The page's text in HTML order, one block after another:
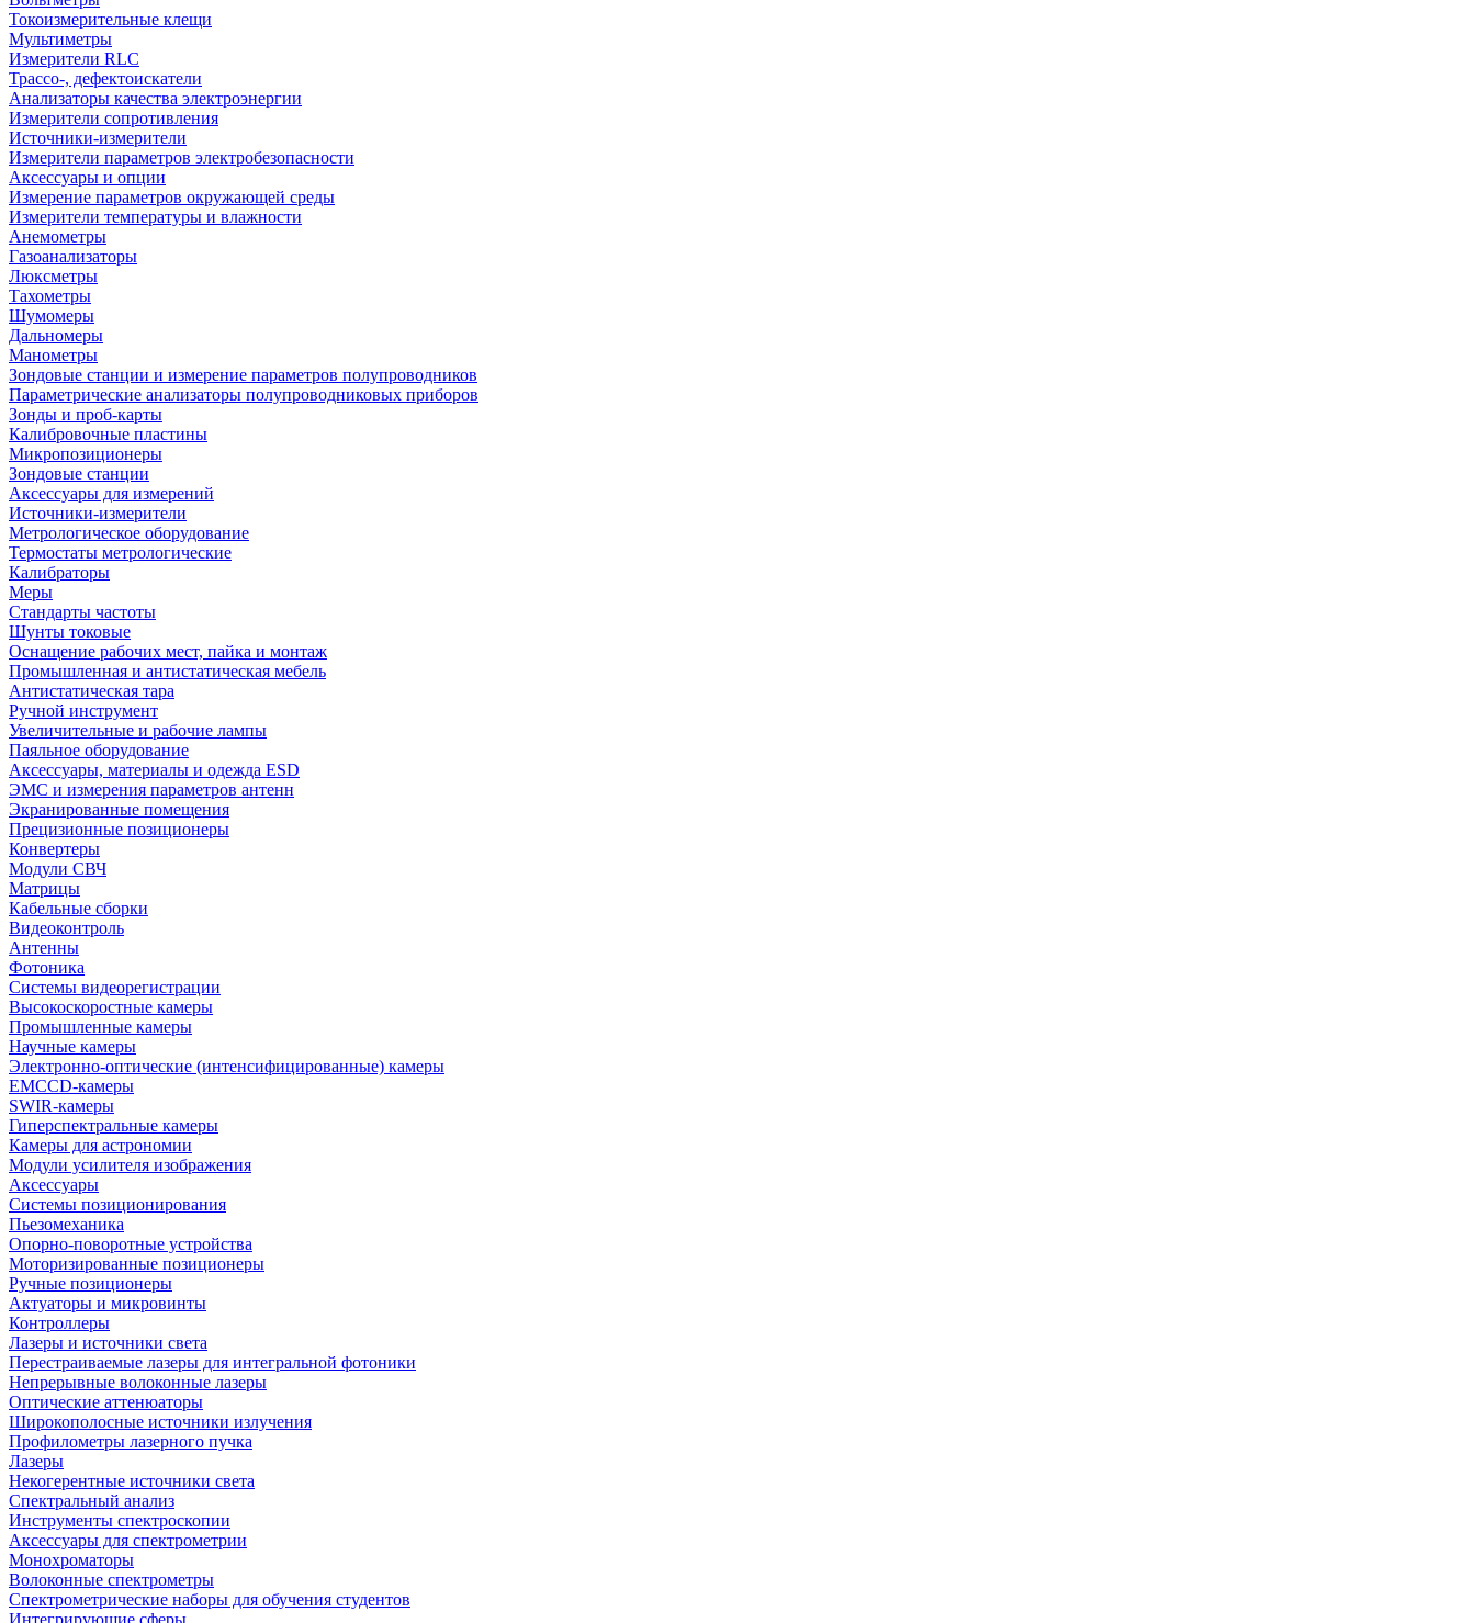
Токоизмерительные клещи
Мультиметры
Измерители RLC
Трассо-, дефектоискатели
Анализаторы качества электроэнергии
Измерители сопротивления
Источники-измерители
Измерители параметров электробезопасности
Аксессуары и опции
Измерение параметров окружающей среды
Измерители температуры и влажности
Анемометры
Газоанализаторы
Люксметры
Тахометры
Шумомеры
Дальномеры
Манометры
Зондовые станции и измерение параметров полупроводников
Параметрические анализаторы полупроводниковых приборов
Зонды и проб-карты
Калибровочные пластины
Микропозиционеры
Зондовые станции
Аксессуары для измерений
Источники-измерители
Метрологическое оборудование
Термостаты метрологические
Калибраторы
Меры
Стандарты частоты
Шунты токовые
Оснащение рабочих мест, пайка и монтаж
Промышленная и антистатическая мебель
Антистатическая тара
Ручной инструмент
Увеличительные и рабочие лампы
Паяльное оборудование
Аксессуары, материалы и одежда ESD
ЭМС и измерения параметров антенн
Экранированные помещения
Прецизионные позиционеры
Конвертеры
Модули СВЧ
Матрицы
Кабельные сборки
Видеоконтроль
Антенны
Фотоника
Cистемы видеорегистрации
Высокоскоростные камеры
Промышленные камеры
Научные камеры
Электронно-оптические (интенсифицированные) камеры
EMCCD-камеры
SWIR-камеры
Гиперспектральные камеры
Камеры для астрономии
Модули усилителя изображения
Аксессуары
Системы позиционирования
Пьезомеханика
Опорно-поворотные устройства
Моторизированные позиционеры
Ручные позиционеры
Актуаторы и микровинты
Контроллеры
Лазеры и источники света
Перестраиваемые лазеры для интегральной фотоники
Непрерывные волоконные лазеры
Оптические аттенюаторы
Широкополосные источники излучения
Профилометры лазерного пучка
Лазеры
Некогерентные источники света
Спектральный анализ
Инструменты спектроскопии
Аксессуары для спектрометрии
Монохроматоры
Волоконные спектрометры
Спектрометрические наборы для обучения студентов
Интегрирующие сферы